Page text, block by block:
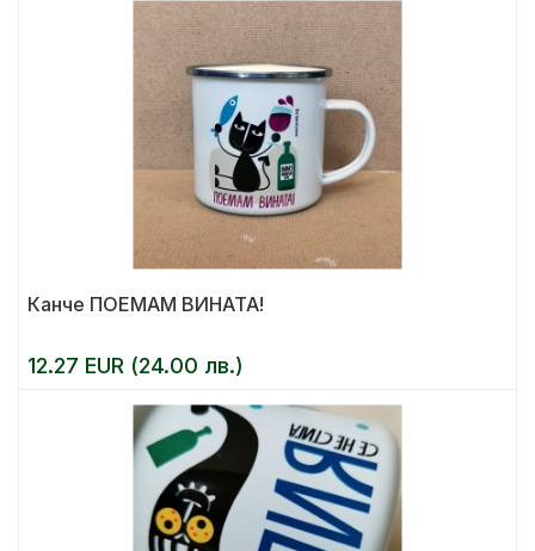
Канче ПОЕМАМ ВИНАТА!
12.27 EUR (24.00 лв.)